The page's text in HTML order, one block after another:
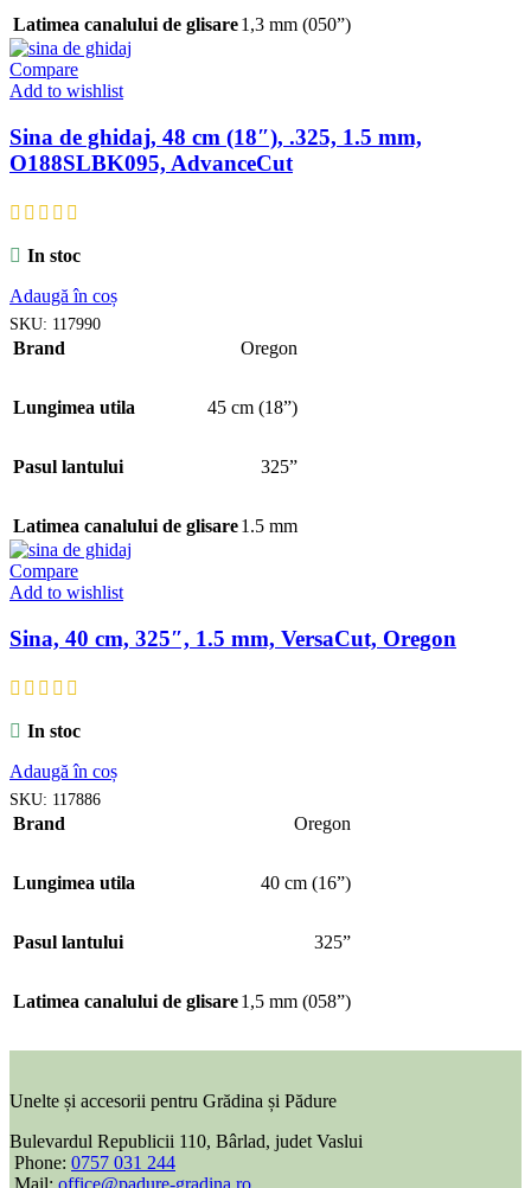
Latimea canalului de glisare1,3 mm (050”)
Compare
Add to wishlist
Sina de ghidaj, 48 cm (18″), .325, 1.5 mm,
O188SLBK095, AdvanceCut
In stoc
Adaugă în coș
SKU: 117990
Brand Oregon
Lungimea utila 45 cm (18”)
Pasul lantului 325”
Latimea canalului de glisare1.5 mm
Compare
Add to wishlist
Sina, 40 cm, 325″, 1.5 mm, VersaCut, Oregon
In stoc
Adaugă în coș
SKU: 117886
Brand Oregon
Lungimea utila 40 cm (16”)
Pasul lantului 325”
Latimea canalului de glisare1,5 mm (058”)
Unelte și accesorii pentru Grădina și Pădure
Bulevardul Republicii 110, Bârlad, judet Vaslui
Phone: 0757 031 244
Mail: office@padure-gradina.ro